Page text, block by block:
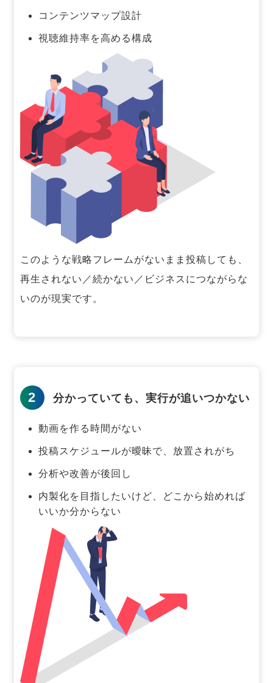
コンテンツマップ設計
視聴維持率を高める構成
このような戦略フレームがないまま投稿しても、
再生されない／続かない／ビジネスにつながらな
いのが現実です。
2 分かっていても、実行が追いつかない
動画を作る時間がない
投稿スケジュールが曖昧で、放置されがち
分析や改善が後回し
内製化を目指したいけど、どこから始めれば
いいか分からない